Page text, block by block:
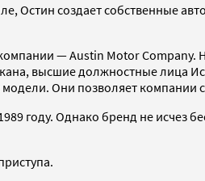
Остин создает собственные
— Austin Motor
высшие должностные лица
Они позволяет компании
году. Однако бренд не исчез